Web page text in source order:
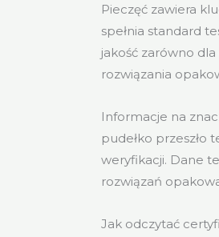
Pieczęć zawiera
spełnia standard
jakość zarówno
rozwiązania
Informacje na
pudełko przeszło
weryfikacji. Dane
rozwiązań
Jak odczytać